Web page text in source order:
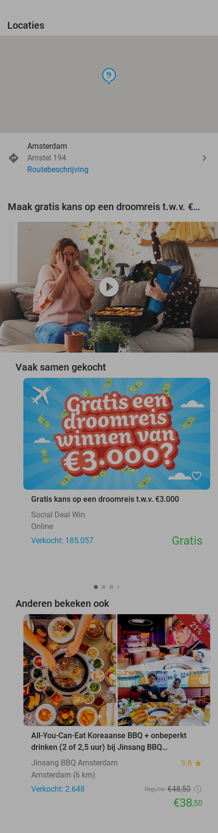
Locaties
food
Amsterdam
Amstel 194
Routebeschrijving
Maak gratis kans op een droomreis t.w.v. €3.000!
play_circle
Vaak samen gekocht
favorite_border
Gratis kans op een droomreis t.w.v. €3.000
Social Deal Win
Online
Verkocht: 185.057
Gratis
Anderen bekeken ook
21%
favorite_border
All-You-Can-Eat Koreaanse BBQ + onbeperkt
drinken (2 of 2,5 uur) bij Jinsang BBQ
Amsterdam
Jinsang BBQ Amsterdam 9.8 star
Amsterdam (6 km)
Verkocht: 2.648
Regulier €48,50
€38,50